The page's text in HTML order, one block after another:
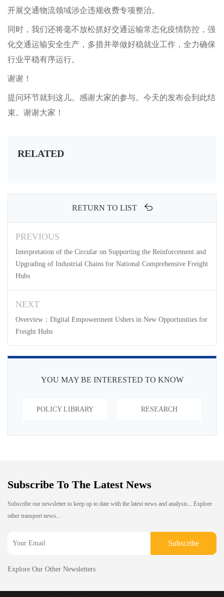
开展交通物流领域涉企违规收费专项整治。
同时，我们还将毫不放松抓好交通运输常态化疫情防控，强
化交通运输安全生产，多措并举做好稳就业工作，全力确保
行业平稳有序运行。
谢谢！
提问环节就到这儿。感谢大家的参与。今天的发布会到此结
束。谢谢大家！
RELATED
RETURN TO LIST
PREVIOUS
Interpretation of the Circular on Supporting the Reinforcement and
Upgrading of Industrial Chains for National Comprehensive Freight
Hubs
NEXT
Overview：Digital Empowerment Ushers in New Opportunities for
Freight Hubs
YOU MAY BE INTERESTED TO KNOW
POLICY LIBRARY RESEARCH
Subscribe To The Latest News
Subscribe our newsletter to keep up to date with the latest news and analysis... Explore
other transport news...
Subscribe
Explore Our Other Newsletters